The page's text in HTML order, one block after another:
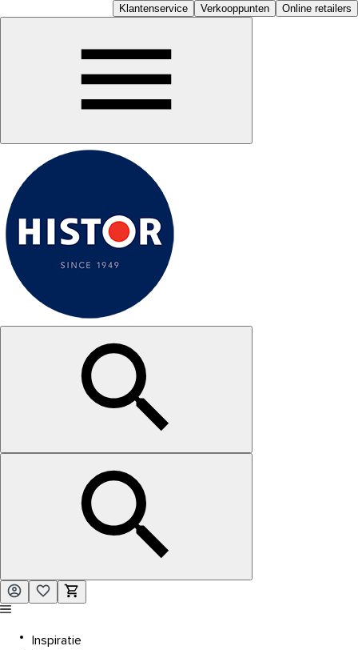
Klantenservice Verkooppunten Online retailers
Inspiratie